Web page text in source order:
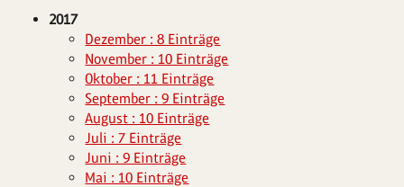
2017
Dezember : 8 Einträge
November : 10 Einträge
Oktober : 11 Einträge
September : 9 Einträge
August : 10 Einträge
Juli : 7 Einträge
Juni : 9 Einträge
Mai : 10 Einträge